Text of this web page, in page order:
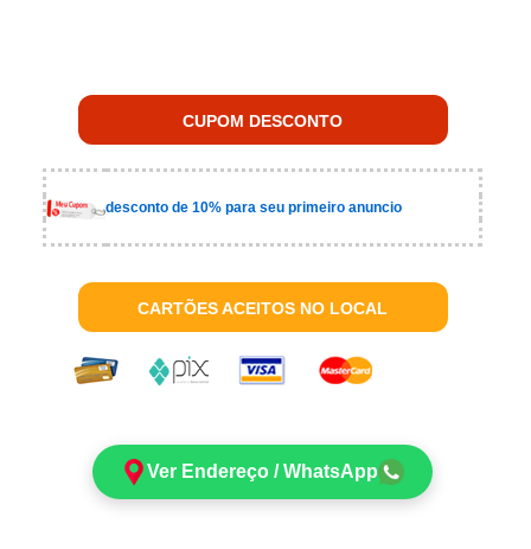
CUPOM DESCONTO
desconto de 10% para seu primeiro anuncio
CARTÕES ACEITOS NO LOCAL
Ver Endereço / WhatsApp